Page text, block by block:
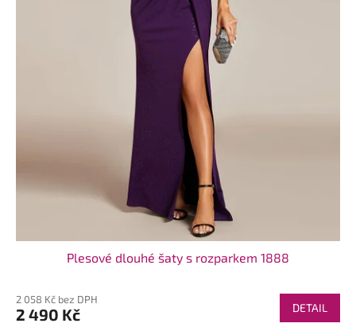
Plesové dlouhé šaty s rozparkem 1888
2 058 Kč bez DPH
2 490 Kč DETAIL